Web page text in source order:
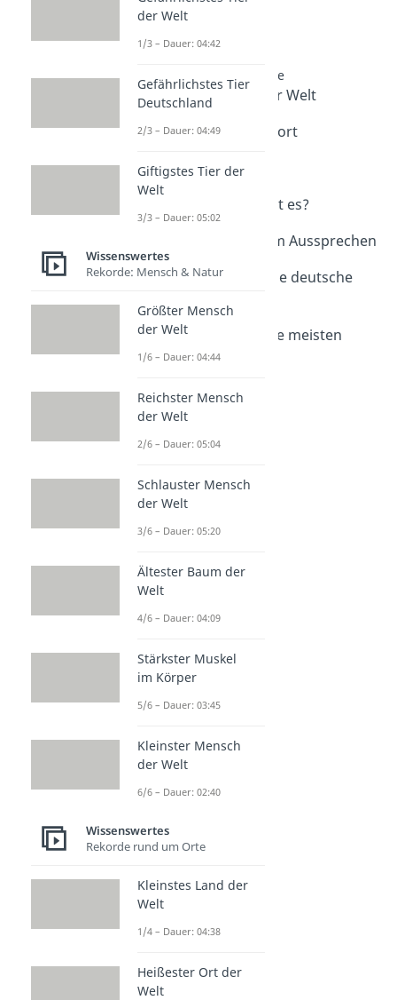
Weitere Inhalte:
Wissenswertes
Rekorde rund um Sprache
Schwerste Sprache der Welt
Längstes deutsches Wort
Romanische Sprachen
Dauer: 04:21
Wie viele Sprachen gibt es?
Dauer: 02:04
Schwierige Wörter zum Aussprechen
Dauer: 02:20
Wie viele Wörter hat die deutsche
Dauer: 03:22
Welche Sprache hat die meisten
Wörter?
der Welt
1/3 – Dauer: 04:42
Gefährlichstes Tier
Deutschland
2/3 – Dauer: 04:49
Giftigstes Tier der
Welt
3/3 – Dauer: 05:02
Wissenswertes
Rekorde: Mensch & Natur
Größter Mensch
der Welt
1/6 – Dauer: 04:44
Reichster Mensch
der Welt
2/6 – Dauer: 05:04
Schlauster Mensch
der Welt
3/6 – Dauer: 05:20
Ältester Baum der
Welt
4/6 – Dauer: 04:09
Stärkster Muskel
im Körper
5/6 – Dauer: 03:45
Kleinster Mensch
der Welt
6/6 – Dauer: 02:40
Wissenswertes
Rekorde rund um Orte
Kleinstes Land der
Welt
1/4 – Dauer: 04:38
Heißester Ort der
Welt